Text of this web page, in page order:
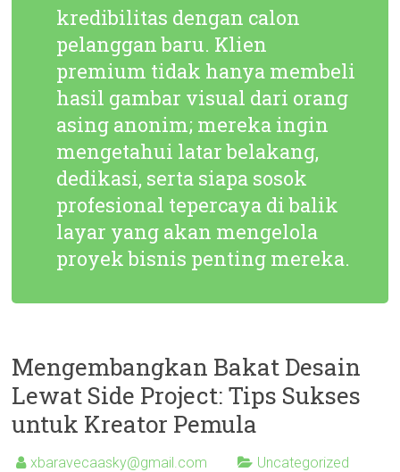
kredibilitas dengan calon
pelanggan baru. Klien
premium tidak hanya membeli
hasil gambar visual dari orang
asing anonim; mereka ingin
mengetahui latar belakang,
dedikasi, serta siapa sosok
profesional tepercaya di balik
layar yang akan mengelola
proyek bisnis penting mereka.
Mengembangkan Bakat Desain
Lewat Side Project: Tips Sukses
untuk Kreator Pemula
xbaravecaasky@gmail.com Uncategorized